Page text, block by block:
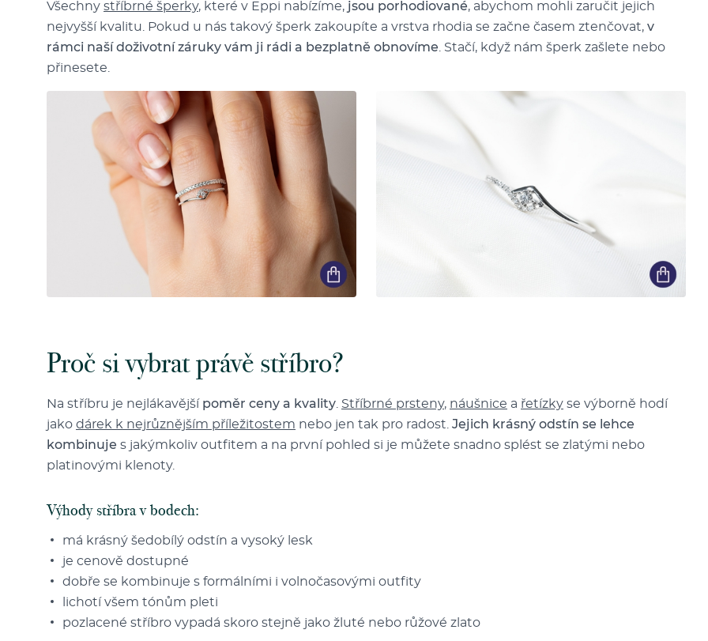
Všechny stříbrné šperky, které v Eppi nabízíme, jsou porhodiované, abychom mohli zaručit jejich
nejvyšší kvalitu. Pokud u nás takový šperk zakoupíte a vrstva rhodia se začne časem ztenčovat, v
rámci naší doživotní záruky vám ji rádi a bezplatně obnovíme . Stačí, když nám šperk zašlete nebo
přinesete.
Proč si vybrat právě stříbro?
Na stříbru je nejlákavější poměr ceny a kvality. Stříbrné prsteny, náušnice a řetízky se výborně hodí
jako dárek k nejrůznějším příležitostem nebo jen tak pro radost. Jejich krásný odstín se lehce
kombinuje s jakýmkoliv outfitem a na první pohled si je můžete snadno splést se zlatými nebo
platinovými klenoty.
Výhody stříbra v bodech:
má krásný šedobílý odstín a vysoký lesk
je cenově dostupné
dobře se kombinuje s formálními i volnočasovými outfity
lichotí všem tónům pleti
pozlacené stříbro vypadá skoro stejně jako žluté nebo růžové zlato